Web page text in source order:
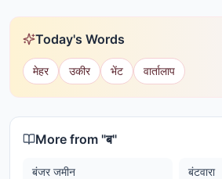
Today's Words
मेहर उकीर भेंट वार्तालाप
More from "ब"
बंजर जमीन बंटवारा